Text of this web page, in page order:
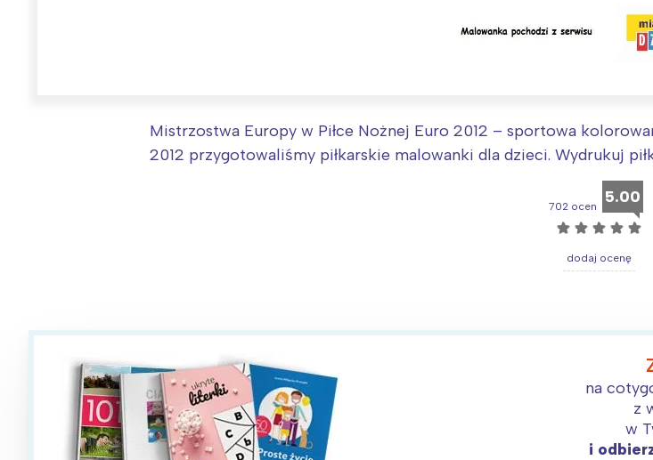
Mistrzostwa Europy w Piłce Nożnej Euro 2012 – sportowa
2012 przygotowaliśmy piłkarskie malowanki dla dzieci. Wydrukuj
702 ocen 5.00
☆ ☆ ☆ ☆ ☆
dodaj ocenę
na
z
w
i
Poznań
Wrocław
Wybieram